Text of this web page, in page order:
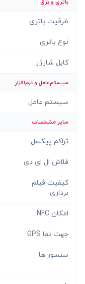
باتری و برق
ظرفیت باتری
نوع باتری
کابل شارژر
سیستم‌عامل و نرم‌افزار
سیستم عامل
سایر مشخصات
تراکم پیکسل
فلاش ال ای دی
کیفیت فیلم
برداری
امکان NFC
جهت نما GPS
سنسور ها